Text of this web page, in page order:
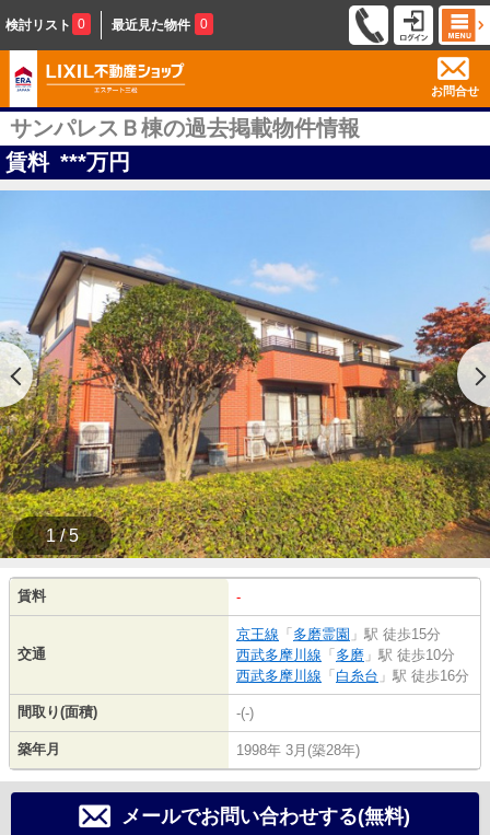
検討リスト 0 最近見た物件 0
お問合せ
サンパレスＢ棟の過去掲載物件情報
賃料 ***万円
1 / 5
賃料 -
交通
京王線 「 多磨霊園 」駅 徒歩15分
西武多摩川線 「 多磨 」駅 徒歩10分
西武多摩川線 「 白糸台 」駅 徒歩16分
間取り(面積) -(-)
築年月 1998年 3月(築28年)
メールでお問い合わせする(無料)